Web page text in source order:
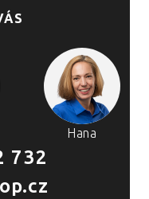
Hana
732